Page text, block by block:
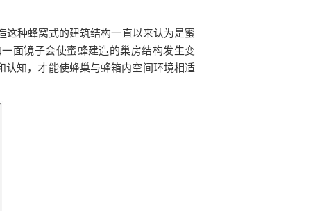
种蜂窝式的建筑结构一直以来认为是蜜
面镜子会使蜜蜂建造的巢房结构发生变
认知，才能使蜂巢与蜂箱内空间环境相适